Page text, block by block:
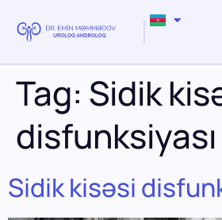
Tag: Sidik
disfunksiyası
Sidik kisəsi